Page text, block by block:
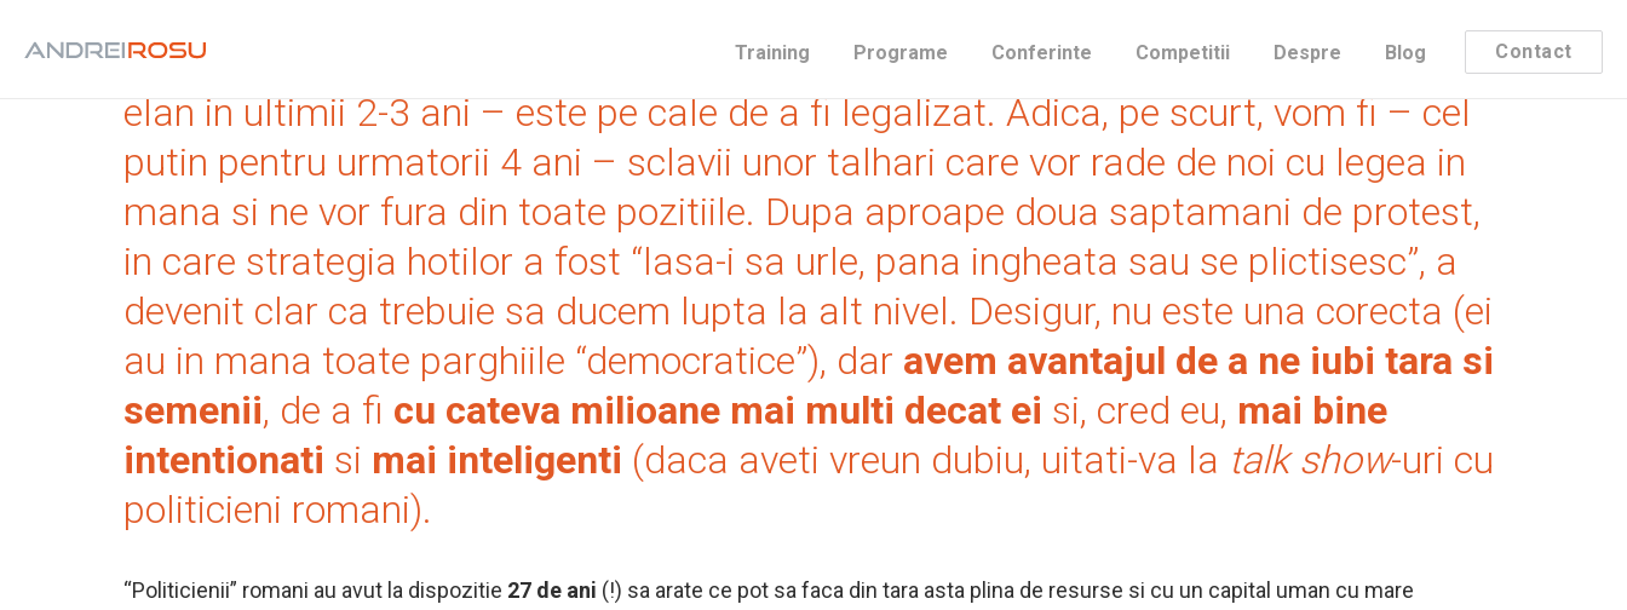
Training Programe Conferinte Competitii Despre Blog Contact
Traim vremuri tulburi, in care jaful generalizat – care parea ca si-a mai pierdut din
elan in ultimii 2-3 ani – este pe cale de a fi legalizat. Adica, pe scurt, vom fi – cel
putin pentru urmatorii 4 ani – sclavii unor talhari care vor rade de noi cu legea in
mana si ne vor fura din toate pozitiile. Dupa aproape doua saptamani de protest,
in care strategia hotilor a fost “lasa-i sa urle, pana ingheata sau se plictisesc”, a
devenit clar ca trebuie sa ducem lupta la alt nivel. Desigur, nu este una corecta (ei
au in mana toate parghiile “democratice”), dar avem avantajul de a ne iubi tara si
semenii, de a fi cu cateva milioane mai multi decat ei si, cred eu, mai bine
intentionati si mai inteligenti (daca aveti vreun dubiu, uitati-va la talk show-uri cu
politicieni romani).
“Politicienii” romani au avut la dispozitie 27 de ani (!) sa arate ce pot sa faca din tara asta plina de resurse si cu un capital uman cu mare